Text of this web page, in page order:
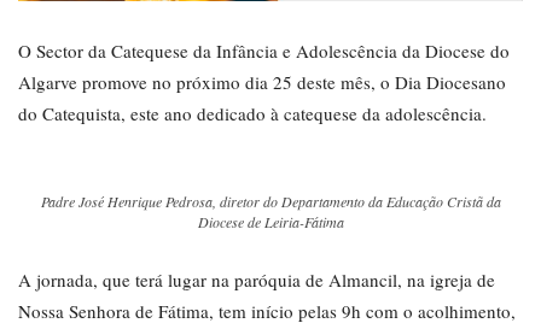
O Sector da Catequese da Infância e Adolescência da Diocese do
Algarve promove no próximo dia 25 deste mês, o Dia Diocesano
do Catequista, este ano dedicado à catequese da adolescência.
Padre José Henrique Pedrosa, diretor do Departamento da Educação Cristã da
Diocese de Leiria-Fátima
A jornada, que terá lugar na paróquia de Almancil, na igreja de
Nossa Senhora de Fátima, tem início pelas 9h com o acolhimento,